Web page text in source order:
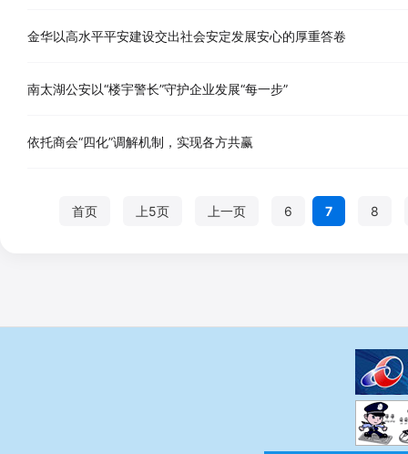
金华以高水平平安建设交出社会安定发展安心的厚重答卷
南太湖公安以“楼宇警长”守护企业发展“每一步”
依托商会“四化”调解机制，实现各方共赢
首页 上5页 上一页 6 7 8